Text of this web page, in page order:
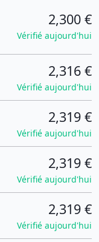
2,300 €
Vérifié aujourd'hui
2,316 €
Vérifié aujourd'hui
2,319 €
Vérifié aujourd'hui
2,319 €
Vérifié aujourd'hui
2,319 €
Vérifié aujourd'hui